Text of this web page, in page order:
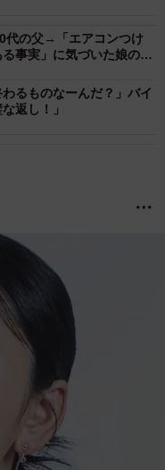
代の父→「エアコンつけ
事実」に気づいた娘の熱
るものなーんだ？」バイ
返し！」